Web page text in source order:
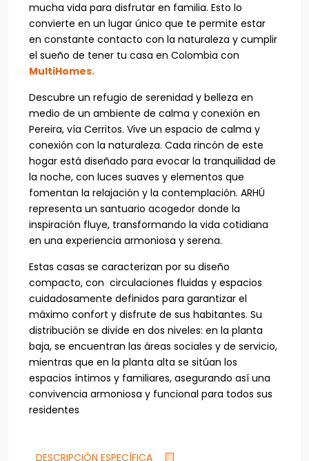
mucha vida para disfrutar en familia. Esto lo
convierte en un lugar único que te permite estar
en constante contacto con la naturaleza y cumplir
el sueño de tener tu casa en Colombia con
MultiHomes.
Descubre un refugio de serenidad y belleza en
medio de un ambiente de calma y conexión en
Pereira, vía Cerritos. Vive un espacio de calma y
conexión con la naturaleza. Cada rincón de este
hogar está diseñado para evocar la tranquilidad de
la noche, con luces suaves y elementos que
fomentan la relajación y la contemplación. ARHÚ
representa un santuario acogedor donde la
inspiración fluye, transformando la vida cotidiana
en una experiencia armoniosa y serena.
Estas casas se caracterizan por su diseño
compacto, con circulaciones fluidas y espacios
cuidadosamente definidos para garantizar el
máximo confort y disfrute de sus habitantes. Su
distribución se divide en dos niveles: en la planta
baja, se encuentran las áreas sociales y de servicio,
mientras que en la planta alta se sitúan los
espacios íntimos y familiares, asegurando así una
convivencia armoniosa y funcional para todos sus
residentes
DESCRIPCIÓN ESPECÍFICA